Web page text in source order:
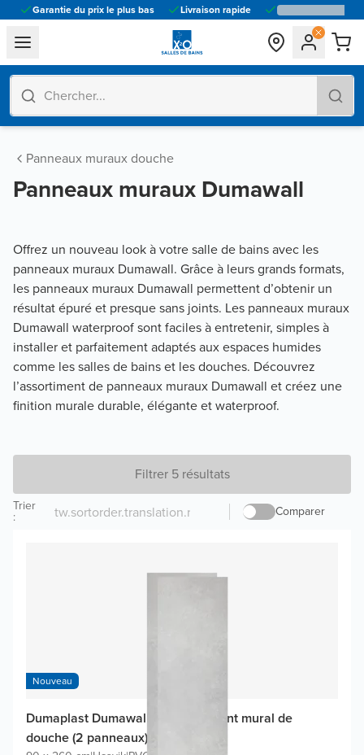
Garantie du prix le plus bas Livraison rapide
general.navigation.toggle_menu.label
Panneaux muraux douche
Panneaux muraux Dumawall
Offrez un nouveau look à votre salle de bains avec les
panneaux muraux Dumawall. Grâce à leurs grands formats,
les panneaux muraux Dumawall permettent d’obtenir un
résultat épuré et presque sans joints. Les panneaux muraux
Dumawall waterproof sont faciles à entretenir, simples à
installer et parfaitement adaptés aux espaces humides
comme les salles de bains et les douches. Découvrez
l’assortiment de panneaux muraux Dumawall et créez une
finition murale durable, élégante et waterproof.
Filtrer 5 résultats
Comparer
Trier
:
Nouveau
Dumaplast Dumawall XL revêtement mural de
douche (2 panneaux)